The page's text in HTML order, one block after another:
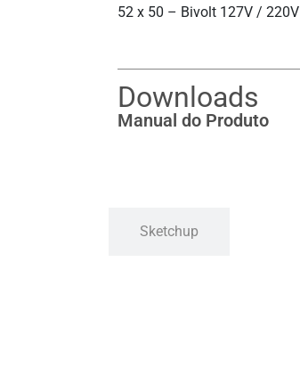
52 x 50 – Bivolt 127V / 220V
Downloads
Manual do Produto
Sketchup